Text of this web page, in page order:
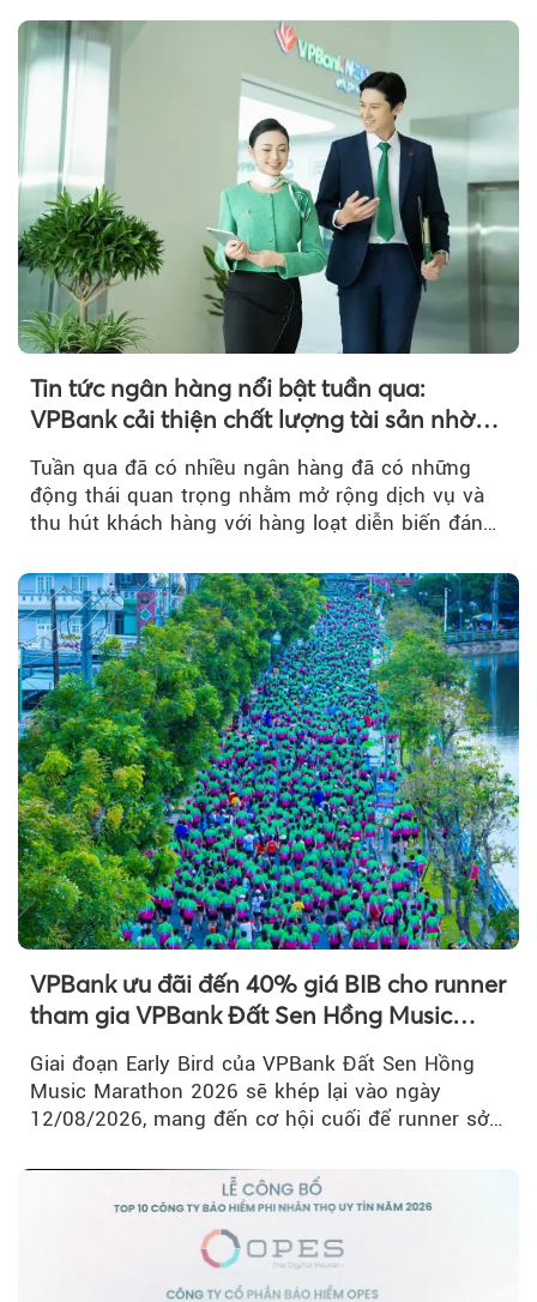
Theo
Tin tức ngân hàng nổi bật tuần qua:
VPBank cải thiện chất lượng tài sản nhờ
quản trị rủi ro và công nghệ
Tuần qua đã có nhiều ngân hàng đã có những
động thái quan trọng nhằm mở rộng dịch vụ và
thu hút khách hàng với hàng loạt diễn biến đáng
VPBank ưu đãi đến 40% giá BIB cho runner
tham gia VPBank Đất Sen Hồng Music
Giai đoạn Early Bird của VPBank Đất Sen Hồng
Music Marathon 2026 sẽ khép lại vào ngày
12/08/2026, mang đến cơ hội cuối để runner sở